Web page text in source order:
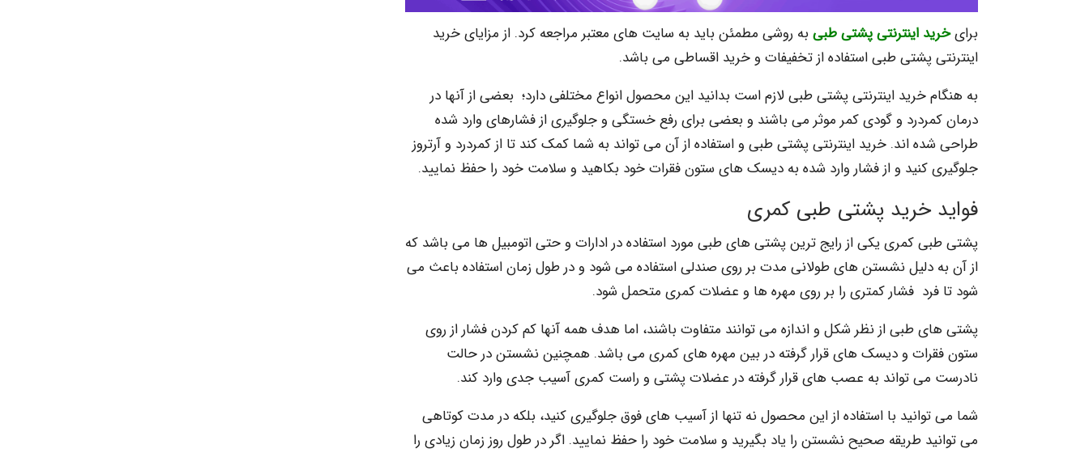
برایخرید اینترنتی پشتی طبی به روشی مطمئن باید به سایت های معتبر مراجعه کرد. از مزایای خرید
اینترنتی پشتی طبی استفاده از تخفیفات و خرید اقساطی می باشد.
به هنگام خرید اینترنتی پشتی طبی لازم است بدانید این محصول انواع مختلفی دارد؛ بعضی از آنها در
درمان کمردرد و گودی کمر موثر می باشند و بعضی برای رفع خستگی و جلوگیری از فشارهای وارد شده
طراحی شده اند. خرید اینترنتی پشتی طبی و استفاده از آن می تواند به شما کمک کند تا از کمردرد و آرتروز
جلوگیری کنید و از فشار وارد شده به دیسک های ستون فقرات خود بکاهید و سلامت خود را حفظ نمایید.
فواید خرید پشتی طبی کمری
پشتی طبی کمری یکی از رایج ترین پشتی های طبی مورد استفاده در ادارات و حتی اتومبیل ها می باشد که
از آن به دلیل نشستن های طولانی مدت بر روی صندلی استفاده می شود و در طول زمان استفاده باعث می
شود تا فرد فشار کمتری را بر روی مهره ها و عضلات کمری متحمل شود.
پشتی های طبی از نظر شکل و اندازه می توانند متفاوت باشند، اما هدف همه آنها کم کردن فشار از روی
ستون فقرات و دیسک های قرار گرفته در بین مهره های کمری می باشد. همچنین نشستن در حالت
نادرست می تواند به عصب های قرار گرفته در عضلات پشتی و راست کمری آسیب جدی وارد کند.
شما می توانید با استفاده از این محصول نه تنها از آسیب های فوق جلوگیری کنید، بلکه در مدت کوتاهی
می توانید طریقه صحیح نشستن را یاد بگیرید و سلامت خود را حفظ نمایید. اگر در طول روز زمان زیادی را